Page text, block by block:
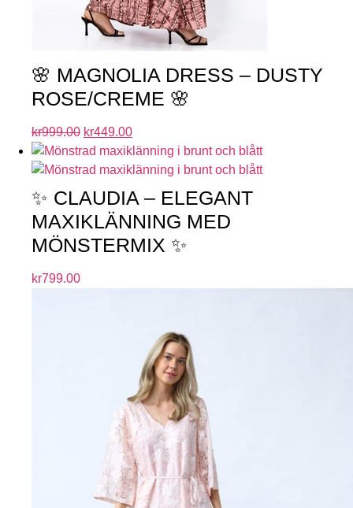
🌸 MAGNOLIA DRESS – DUSTY
ROSE/CREME 🌸
kr999.00 kr449.00
✨ CLAUDIA – ELEGANT
MAXIKLÄNNING MED
MÖNSTERMIX ✨
kr799.00